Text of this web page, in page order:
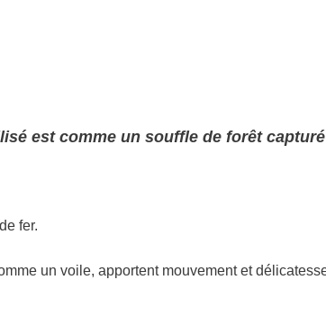
est comme un souffle de forêt
fer.
un voile, apportent mouvement et